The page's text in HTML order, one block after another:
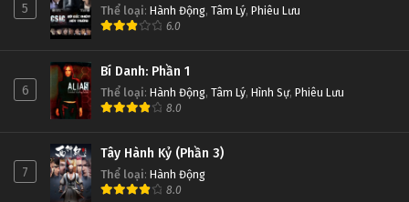
5 Thể loại: Hành Động, Tâm Lý, Phiêu Lưu
6.0
6
Bí Danh: Phần 1
Thể loại: Hành Động, Tâm Lý, Hình Sự, Phiêu Lưu
8.0
7
Tây Hành Kỷ (Phần 3)
Thể loại: Hành Động
8.0